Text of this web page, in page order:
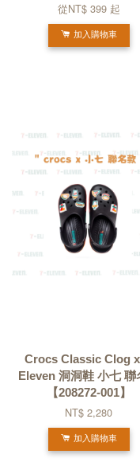
從NT$ 399 起
加入購物車
Crocs Classic Clog
Eleven 洞洞鞋 小七 聯
【208272-001】
NT$ 2,280
加入購物車